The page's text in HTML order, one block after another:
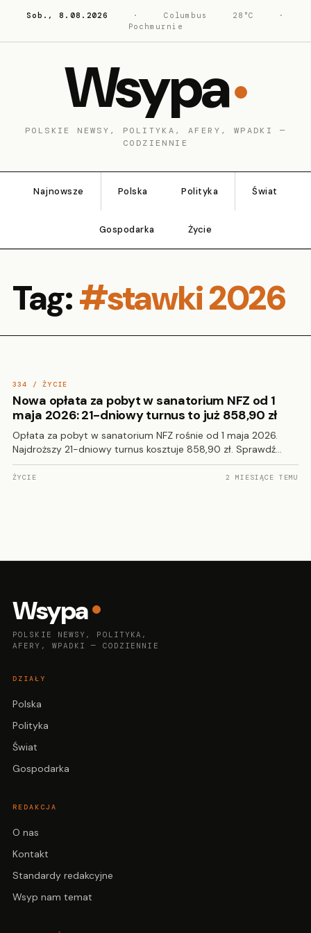
Sob., 8.08.2026 · Columbus 28°C
·
Pochmurnie
Wsypa
POLSKIE NEWSY, POLITYKA, AFERY, WPADKI —
CODZIENNIE
Najnowsze Polska Polityka Świat
Gospodarka Życie
Tag:#stawki 2026
334 / ŻYCIE
Nowa opłata za pobyt w sanatorium NFZ od 1
maja 2026: 21-dniowy turnus to już 858,90 zł
Opłata za pobyt w sanatorium NFZ rośnie od 1 maja 2026.
Najdroższy 21-dniowy turnus kosztuje 858,90 zł. Sprawdź…
ŻYCIE 2 MIESIĄCE TEMU
Wsypa
POLSKIE NEWSY, POLITYKA,
AFERY, WPADKI — CODZIENNIE
DZIAŁY
Polska
Polityka
Świat
Gospodarka
REDAKCJA
O nas
Kontakt
Standardy redakcyjne
Wsyp nam temat